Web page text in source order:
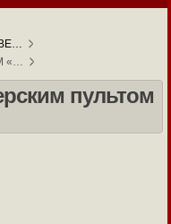
«…
пультом